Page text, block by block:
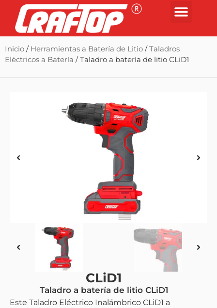
Inicio / Herramientas a Batería de Litio /Taladros
Eléctricos a Batería / Taladro a batería de litio CLiD1
CLiD1
Taladro a batería de litio CLiD1
Este Taladro Eléctrico Inalámbrico CLiD1 a